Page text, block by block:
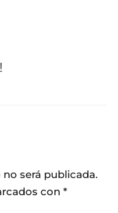
será publicada.
con *